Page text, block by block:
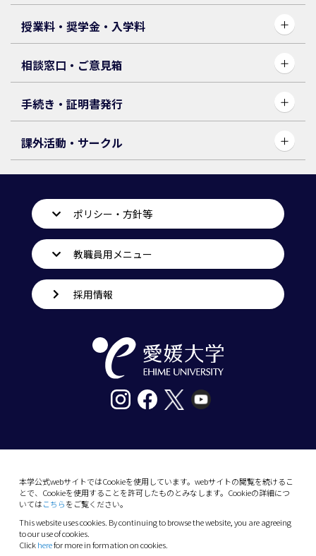
授業料・奨学⾦・入学料
相談窓口・ご意見箱
手続き・証明書発行
課外活動・サークル
本学公式webサイトではCookieを使用しています。webサイトの閲覧を続けるこ
とで、Cookieを使用することを許可したものとみなします。Cookieの詳細につ
いてはこちらをご覧ください。
This website uses cookies. By continuing to browse the website, you are agreeing
to our use of cookies.
Clickherefor more in formation on cookies.
ポリシー・方針等
教職員用メニュー
採用情報
10-13 Dogo-Himata, Matsuyama, Ehime 790-
Phone: +81 89-927-9000